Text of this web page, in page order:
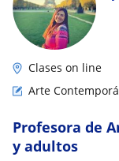
Clases on line
Arte
Profesora de
y adultos